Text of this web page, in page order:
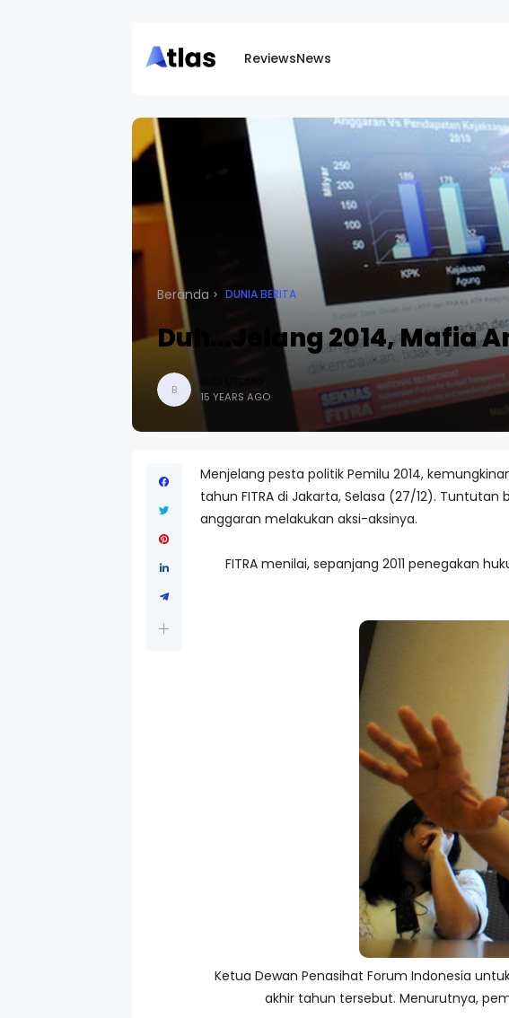
ReviewsNews
Beranda DUNIA BERITA
Duh...Jelang 2014, Mafia
B
15 YEARS AGO
Menjelang pesta politik Pemilu 2014,
tahun FITRA di Jakarta, Selasa (27/12).
anggaran melakukan aksi-aksinya.
FITRA menilai, sepanjang 2011 penegakan
Ketua Dewan Penasihat Forum Indonesia
akhir tahun tersebut. Menurutnya,